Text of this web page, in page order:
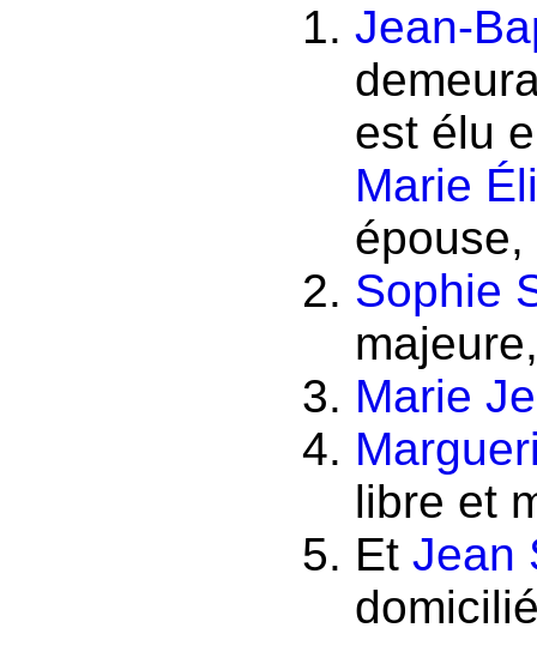
Jean-
est élu
Marie
épouse,
Sophie
Marie
libre et
EtJean